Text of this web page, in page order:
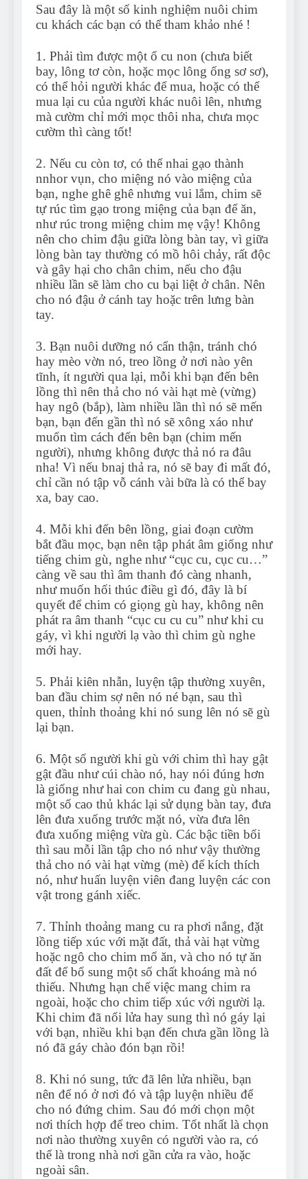
Sau đây là một số kinh nghiệm nuôi chim
cu khách các bạn có thể tham khảo nhé !
1. Phải tìm được một ổ cu non (chưa biết
bay, lông tơ còn, hoặc mọc lông ống sơ sơ),
có thể hỏi người khác để mua, hoặc có thể
mua lại cu của người khác nuôi lên, nhưng
mà cườm chỉ mới mọc thôi nha, chưa mọc
cườm thì càng tốt!
2. Nếu cu còn tơ, có thể nhai gạo thành
nnhor vụn, cho miệng nó vào miệng của
bạn, nghe ghê ghê nhưng vui lắm, chim sẽ
tự rúc tìm gạo trong miệng của bạn để ăn,
như rúc trong miệng chim mẹ vậy! Không
nên cho chim đậu giữa lòng bàn tay, vì giữa
lòng bàn tay thường có mồ hôi chảy, rất độc
và gây hại cho chân chim, nếu cho đậu
nhiều lần sẽ làm cho cu bại liệt ở chân. Nên
cho nó đậu ở cánh tay hoặc trên lưng bàn
tay.
3. Bạn nuôi dưỡng nó cẩn thận, tránh chó
hay mèo vờn nó, treo lồng ở nơi nào yên
tĩnh, ít người qua lại, mỗi khi bạn đến bên
lồng thì nên thả cho nó vài hạt mè (vừng)
hay ngô (bắp), làm nhiều lần thì nó sẽ mến
bạn, bạn đến gần thì nó sẽ xông xáo như
muốn tìm cách đến bên bạn (chim mến
người), nhưng không được thả nó ra đâu
nha! Vì nếu bnaj thả ra, nó sẽ bay đi mất đó,
chỉ cần nó tập vỗ cánh vài bữa là có thể bay
xa, bay cao.
4. Mỗi khi đến bên lồng, giai đoạn cườm
bắt đầu mọc, bạn nên tập phát âm giống như
tiếng chim gù, nghe như “cục cu, cục cu…”
càng về sau thì âm thanh đó càng nhanh,
như muốn hối thúc điều gì đó, đây là bí
quyết để chim có giọng gù hay, không nên
phát ra âm thanh “cục cu cu cu” như khi cu
gáy, vì khi người lạ vào thì chim gù nghe
mới hay.
5. Phải kiên nhẫn, luyện tập thường xuyên,
ban đầu chim sợ nên nó né bạn, sau thì
quen, thỉnh thoảng khi nó sung lên nó sẽ gù
lại bạn.
6. Một số người khi gù với chim thì hay gật
gật đầu như cúi chào nó, hay nói đúng hơn
là giống như hai con chim cu đang gù nhau,
một số cao thủ khác lại sử dụng bàn tay, đưa
lên đưa xuống trước mặt nó, vừa đưa lên
đưa xuống miệng vừa gù. Các bậc tiền bối
thì sau mỗi lần tập cho nó như vậy thường
thả cho nó vài hạt vừng (mè) để kích thích
nó, như huấn luyện viên đang luyện các con
vật trong gánh xiếc.
7. Thỉnh thoảng mang cu ra phơi nắng, đặt
lồng tiếp xúc với mặt đất, thả vài hạt vừng
hoặc ngô cho chim mổ ăn, và cho nó tự ăn
đất để bổ sung một số chất khoáng mà nó
thiếu. Nhưng hạn chế việc mang chim ra
ngoài, hoặc cho chim tiếp xúc với người lạ.
Khi chim đã nổi lửa hay sung thì nó gáy lại
với bạn, nhiều khi bạn đến chưa gần lồng là
nó đã gáy chào đón bạn rồi!
8. Khi nó sung, tức đã lên lửa nhiều, bạn
nên để nó ở nơi đó và tập luyện nhiều để
cho nó đứng chim. Sau đó mới chọn một
nơi thích hợp để treo chim. Tốt nhất là chọn
nơi nào thường xuyên có người vào ra, có
thể là trong nhà nơi gần cửa ra vào, hoặc
ngoài sân.